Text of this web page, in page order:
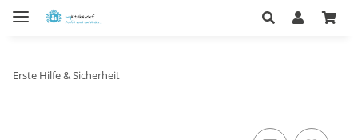
Erste Hilfe & Sicherheit